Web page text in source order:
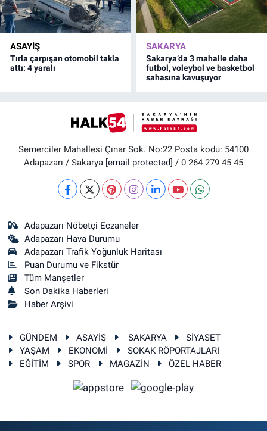
ASAYİŞ
Tırla çarpışan otomobil takla
attı: 4 yaralı
SAKARYA
Sakarya’da 3 mahalle daha
futbol, voleybol ve basketbol
sahasına kavuşuyor
Semerciler Mahallesi Çınar Sok. No:22 Posta kodu: 54100
Adapazarı / Sakarya [email protected] / 0 264 279 45 45
Adapazarı Nöbetçi Eczaneler
Adapazarı Hava Durumu
Adapazarı Trafik Yoğunluk Haritası
Puan Durumu ve Fikstür
Tüm Manşetler
Son Dakika Haberleri
Haber Arşivi
GÜNDEM ASAYİŞ SAKARYA
SİYASET
YAŞAM
EKONOMİ
SOKAK RÖPORTAJLARI
EĞİTİM
SPOR MAGAZİN ÖZEL HABER